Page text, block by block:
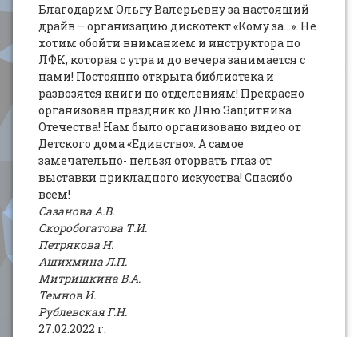
Благодарим Ольгу Валерьевну за настоящий
драйв – организацию дискотект «Кому за…». Не
хотим обойти вниманием и инструктора по
ЛФК, которая с утра и до вечера занимается с
нами! Постоянно открыта библиотека и
развозятся книги по отделениям! Прекрасно
организован праздник ко Дню Защитника
Отечества! Нам было организовано видео от
Детского дома «Единство». А самое
замечательно- нельзя оторвать глаз от
выставки прикладного искусства! Спасибо
всем!
Сазанова А.В.
Скоробогатова Т.И.
Петрякова Н.
Ашихмина Л.П.
Митришкина В.А.
Темнов И.
Рублевская Г.Н.
27.02.2022 г.